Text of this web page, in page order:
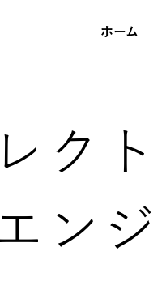
ホーム
ク
ン